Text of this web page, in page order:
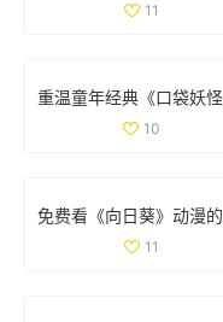
11
10
11